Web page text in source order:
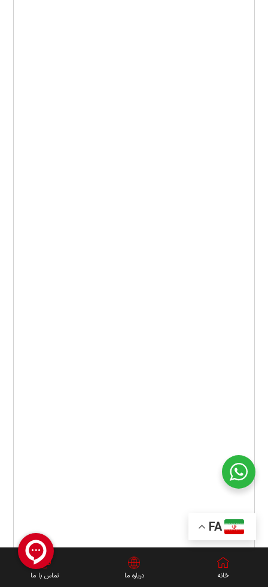
خانه درباره ما تماس با ما
FA